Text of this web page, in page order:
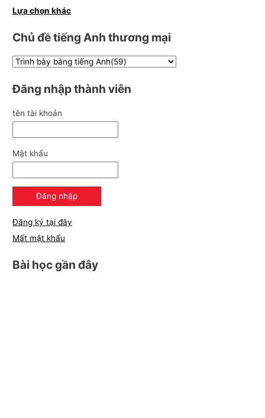
Lựa chọn khác
Chủ đề tiếng Anh thương mại
Đăng nhập thành viên
tên tài khoản
Mật khẩu
Đăng ký tại đây
Mất mật khẩu
Bài học gần đây